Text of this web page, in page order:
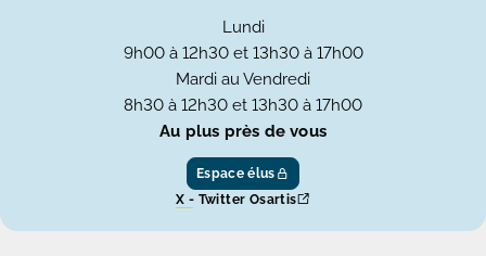
Lundi
9h00 à 12h30 et 13h30 à 17h00
Mardi au Vendredi
8h30 à 12h30 et 13h30 à 17h00
Au plus près de vous
Espace élus
X - Twitter Osartis